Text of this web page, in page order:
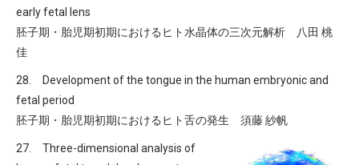
early fetal lens
胚子期・胎児期初期におけるヒト水晶体の三次元解析 八田 桃
佳
28. Development of the tongue in the human embryonic and
fetal period
胚子期・胎児期初期におけるヒト舌の発生 須藤 紗帆
27. Three-dimensional analysis of